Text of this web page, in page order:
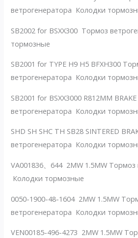
ветрогенератора Колодки
SB2002 for BSXX300 Тормоз
тормозные
SB2001 for TYPE H9 H5 BFXH300
ветрогенератора Колодки
SB2001 for BSXX3000 R812MM
ветрогенератора Колодки
SHD SH SHC TH SB28 SINTERED
ветрогенератора Колодки
VA001836、644 2MW 1.5MW
Колодки тормозные
0050-1900-48-1604 2MW 1.5MW
ветрогенератора Колодки
VEN00185-496-4273 2MW 1.5MW